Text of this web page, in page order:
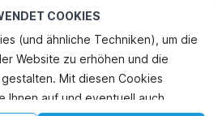
COOKIES
(und ähnliche Techniken), um die
Website zu erhöhen und die
Mit diesen Cookies
Ihnen auf und eventuell auch
für Urlaub
für den Urlaub